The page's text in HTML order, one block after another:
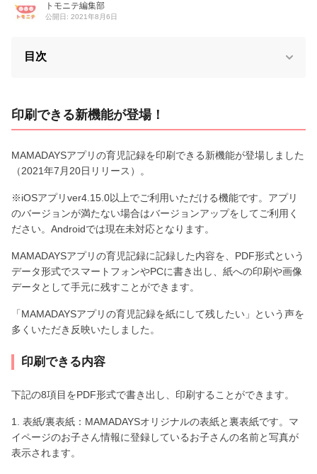
トモニテ編集部
公開日: 2021年8月6日
目次
印刷できる新機能が登場！
MAMADAYSアプリの育児記録を印刷できる新機能が登場しました
（2021年7月20日リリース）。
※iOSアプリver4.15.0以上でご利用いただける機能です。アプリ
のバージョンが満たない場合はバージョンアップをしてご利用く
ださい。Androidでは現在未対応となります。
MAMADAYSアプリの育児記録に記録した内容を、PDF形式という
データ形式でスマートフォンやPCに書き出し、紙への印刷や画像
データとして手元に残すことができます。
「MAMADAYSアプリの育児記録を紙にして残したい」という声を
多くいただき反映いたしました。
印刷できる内容
下記の8項目をPDF形式で書き出し、印刷することができます。
1. 表紙/裏表紙：MAMADAYSオリジナルの表紙と裏表紙です。マ
イページのお子さん情報に登録しているお子さんの名前と写真が
表示されます。